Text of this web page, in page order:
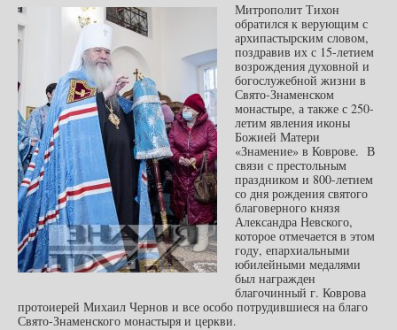
Митрополит Тихон
обратился к верующим с
архипастырским словом,
поздравив их с 15-летием
возрождения духовной и
богослужебной жизни в
Свято-Знаменском
монастыре, а также с 250-
летим явления иконы
Божией Матери
«Знамение» в Коврове. В
связи с престольным
праздником и 800-летием
со дня рождения святого
благоверного князя
Александра Невского,
которое отмечается в этом
году, епархиальными
юбилейными медалями
был награжден
благочинный г. Коврова
протоиерей Михаил Чернов и все особо потрудившиеся на благо
Свято-Знаменского монастыря и церкви.